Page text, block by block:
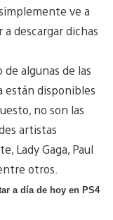
ve a
descargar dichas
algunas de las
están disponibles
no son las
artistas
Lady Gaga, Paul
otros.
a día de hoy en PS4